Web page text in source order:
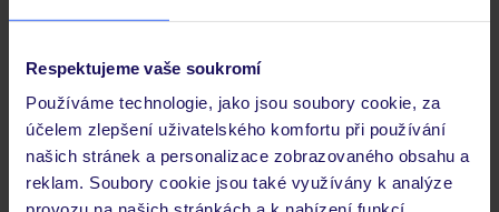
Respektujeme vaše soukromí
Používáme technologie, jako jsou soubory cookie, za
účelem zlepšení uživatelského komfortu při používání
našich stránek a personalizace zobrazovaného obsahu a
reklam. Soubory cookie jsou také využívány k analýze
Často kladené otázky
Jaké doklady jsou potřebné při cestování?
Budeme ubytováni ihned po příjezdu do hotelu?